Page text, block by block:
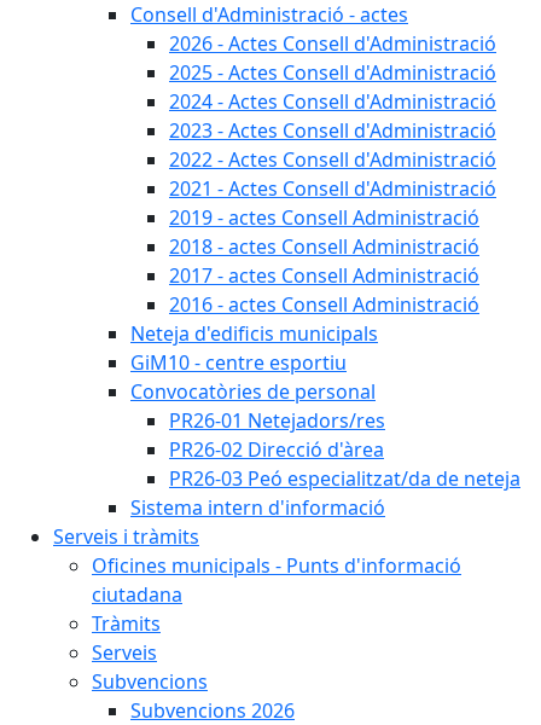
Consell d'Administració - actes
2026 - Actes Consell d'Administració
2025 - Actes Consell d'Administració
2024 - Actes Consell d'Administració
2023 - Actes Consell d'Administració
2022 - Actes Consell d'Administració
2021 - Actes Consell d'Administració
2019 - actes Consell Administració
2018 - actes Consell Administració
2017 - actes Consell Administració
2016 - actes Consell Administració
Neteja d'edificis municipals
GiM10 - centre esportiu
Convocatòries de personal
PR26-01 Netejadors/res
PR26-02 Direcció d'àrea
PR26-03 Peó especialitzat/da de neteja
Sistema intern d'informació
Serveis i tràmits
Oficines municipals - Punts d'informació
ciutadana
Tràmits
Serveis
Subvencions
Subvencions 2026